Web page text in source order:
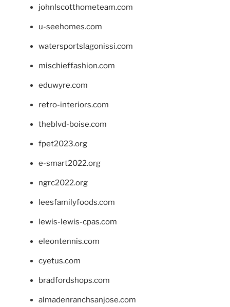
johnlscotthometeam.com
u-seehomes.com
watersportslagonissi.com
mischieffashion.com
eduwyre.com
retro-interiors.com
theblvd-boise.com
fpet2023.org
e-smart2022.org
ngrc2022.org
leesfamilyfoods.com
lewis-lewis-cpas.com
eleontennis.com
cyetus.com
bradfordshops.com
almadenranchsanjose.com